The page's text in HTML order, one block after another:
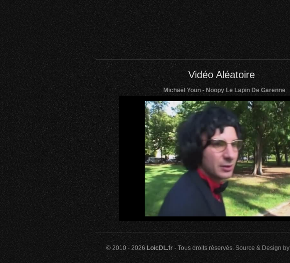
Vidéo Aléatoire
Michaël Youn - Noopy Le Lapin De Garenne
© 2010 - 2026LoicDL.fr - Tous droits réservés. Source & Design by